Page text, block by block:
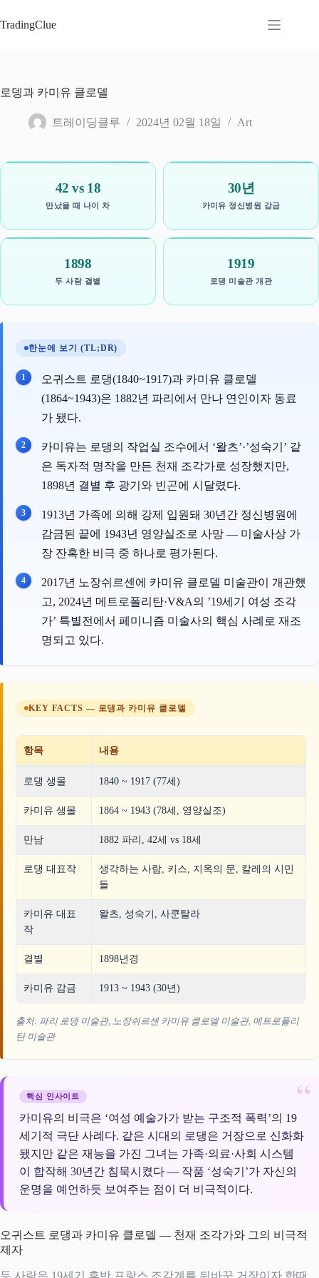
문
뛰
TradingClue
로뎅과 카미유 클로델
트레이딩클루 2024년 02월 18일 Art
42 vs 18
만났을 때 나이 차
30년
카미유 정신병원 감금
1898
두 사람 결별
1919
로댕 미술관 개관
한눈에 보기 (TL;DR)
오귀스트 로댕(1840~1917)과 카미유 클로델
(1864~1943)은 1882년 파리에서 만나 연인이자 동료
가 됐다.
카미유는 로댕의 작업실 조수에서 ‘왈츠’·’성숙기’ 같
은 독자적 명작을 만든 천재 조각가로 성장했지만,
1898년 결별 후 광기와 빈곤에 시달렸다.
1913년 가족에 의해 강제 입원돼 30년간 정신병원에
감금된 끝에 1943년 영양실조로 사망 — 미술사상 가
장 잔혹한 비극 중 하나로 평가된다.
2017년 노장쉬르센에 카미유 클로델 미술관이 개관했
고, 2024년 메트로폴리탄·V&A의 ’19세기 여성 조각
가’ 특별전에서 페미니즘 미술사의 핵심 사례로 재조
명되고 있다.
KEY FACTS — 로댕과 카미유 클로델
항목 내용
로댕 생몰 1840 ~ 1917 (77세)
카미유 생몰 1864 ~ 1943 (78세, 영양실조)
만남 1882 파리, 42세 vs 18세
로댕 대표작
생각하는 사람, 키스, 지옥의 문, 칼레의 시민
들
카미유 대표
작
왈츠, 성숙기, 사쿤탈라
결별 1898년경
카미유 감금 1913 ~ 1943 (30년)
출처: 파리 로댕 미술관, 노장쉬르센 카미유 클로델 미술관, 메트로폴리
탄 미술관
핵심 인사이트
카미유의 비극은 ‘여성 예술가가 받는 구조적 폭력’의 19
세기적 극단 사례다. 같은 시대의 로댕은 거장으로 신화화
됐지만 같은 재능을 가진 그녀는 가족·의료·사회 시스템
이 합작해 30년간 침묵시켰다 — 작품 ‘성숙기’가 자신의
운명을 예언하듯 보여주는 점이 더 비극적이다.
오귀스트 로댕과 카미유 클로델 — 천재 조각가와 그의 비극적
제자
두 사람은 19세기 후반 프랑스 조각계를 뒤바꾼 거장이자 한때